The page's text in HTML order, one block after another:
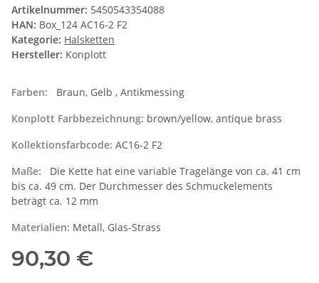
Artikelnummer: 5450543354088
HAN: Box_124 AC16-2 F2
Kategorie: Halsketten
Hersteller: Konplott
Farben:
Braun, Gelb , Antikmessing
Konplott Farbbezeichnung: brown/yellow, antique brass
Kollektionsfarbcode: AC16-2 F2
Maße:
Die Kette hat eine variable Tragelänge von ca. 41 cm
bis ca. 49 cm. Der Durchmesser des Schmuckelements
beträgt ca. 12 mm
Materialien: Metall, Glas-Strass
90,30 €